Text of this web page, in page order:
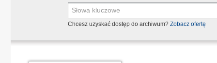
Chcesz uzyskać dostęp do archiwum? Zobacz ofertę